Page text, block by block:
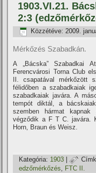
1903.VI.21.
2:3
Közzétéve: 2009.
Mérkőzés Szabadkán.
A „Bácska” Szabadkai
Ferencvárosi Torna Club
II. csapatával mérkőzött
félidőben a szabadkaiak
szabadkaiak javára. A
tempót diktál, a
szemben hármat
végződik a F T C. javára.
Horn, Braun és Weisz.
Kategória: 1903 |
edzőmérkőzés, FTC II.